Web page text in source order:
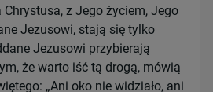
z Jego życiem, Jego
Jezusowi, stają się tylko
Jezusowi przybierają
że warto iść tą drogą, mówią
„Ani oko nie widziało, ani